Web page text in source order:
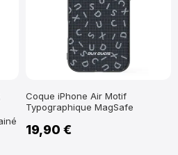
Coque iPhone Air Motif
Typographique MagSafe
19,90 €